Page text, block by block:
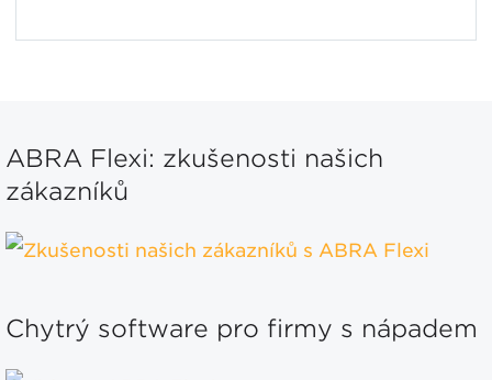
ABRA Flexi: zkušenosti našich
zákazníků
Chytrý software pro firmy s nápadem